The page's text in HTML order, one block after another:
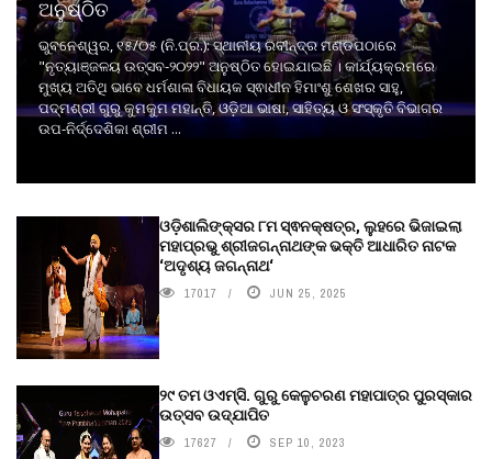
ଅନୁଷ୍ଠିତ
ଭୁବନେଶ୍ୱର, ୧୫/୦୫ (ନି.ପ୍ର.): ସ୍ଥାନୀୟ ରବୀନ୍ଦ୍ର ମଣ୍ଡପଠାରେ
"ନୃତ୍ୟାଞ୍ଜଳୟ ଉତ୍ସବ-୨୦୨୨" ଅନୁଷ୍ଠିତ ହୋଇଯାଇଛି । କାର୍ଯ୍ୟକ୍ରମରେ
ମୁଖ୍ୟ ଅତିଥି ଭାବେ ଧର୍ମଶାଳା ବିଧାୟକ ସ୍ଵାଧୀନ ହିମାଂଶୁ ଶେଖର ସାହୁ,
ପଦ୍ମଶ୍ରୀ ଗୁରୁ କୁମକୁମ ମହାନ୍ତି, ଓଡ଼ିଆ ଭାଷା, ସାହିତ୍ୟ ଓ ସଂସ୍କୃତି ବିଭାଗର
ଉପ-ନିର୍ଦ୍ଦେଶିକା ଶ୍ରୀମ ...
ଓଡ଼ିଶାଲିଙ୍କ୍ସର ୮ମ ସ୍ଵନକ୍ଷତ୍ର, ଲୁହରେ ଭିଜାଇଲା
ମହାପ୍ରଭୁ ଶ୍ରୀଜଗନ୍ନାଥଙ୍କ ଭକ୍ତି ଆଧାରିତ ନାଟକ
‘ଅଦୃଶ୍ୟ ଜଗନ୍ନାଥ‘
17017 JUN 25, 2025
୨୯ ତମ ଓଏମ୍‌ସି. ଗୁରୁ କେଳୁଚରଣ ମହାପାତ୍ର ପୁରସ୍କାର
ଉତ୍ସବ ଉଦ୍‍ଯାପିତ
17627 SEP 10, 2023